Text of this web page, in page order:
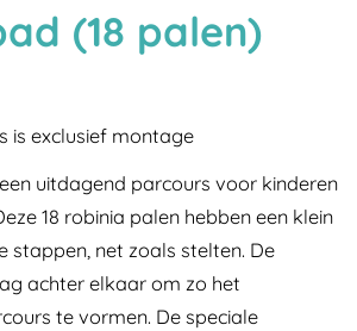
(18 palen)
is exclusief montage
uitdagend parcours voor kinderen
18 robinia palen hebben een klein
stappen, net zoals stelten. De
achter elkaar om zo het
te vormen. De speciale